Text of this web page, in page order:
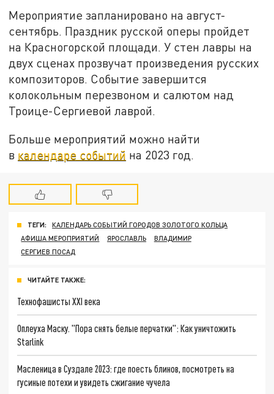
Мероприятие запланировано на август-
сентябрь. Праздник русской оперы пройдет
на Красногорской площади. У стен лавры на
двух сценах прозвучат произведения русских
композиторов. Событие завершится
колокольным перезвоном и салютом над
Троице-Сергиевой лаврой.
Больше мероприятий можно найти
в календаре событий на 2023 год.
ТЕГИ:
КАЛЕНДАРЬ СОБЫТИЙ ГОРОДОВ ЗОЛОТОГО КОЛЬЦА
АФИША МЕРОПРИЯТИЙ
ЯРОСЛАВЛЬ
ВЛАДИМИР
СЕРГИЕВ ПОСАД
ЧИТАЙТЕ ТАКЖЕ:
Технофашисты XXI века
Оплеуха Маску. "Пора снять белые перчатки": Как уничтожить
Starlink
Масленица в Суздале 2023: где поесть блинов, посмотреть на
гусиные потехи и увидеть сжигание чучела